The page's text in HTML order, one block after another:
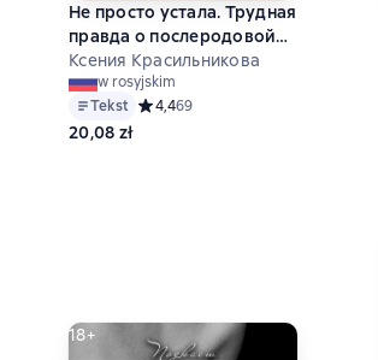
173 оценок
Не просто устала. Трудная
правда о послеродовой
депрессии
Ксения Красильникова
w rosyjskim
Tekst Средний рейтинг 4,4 на основе
4,469
20,08 zł
18+